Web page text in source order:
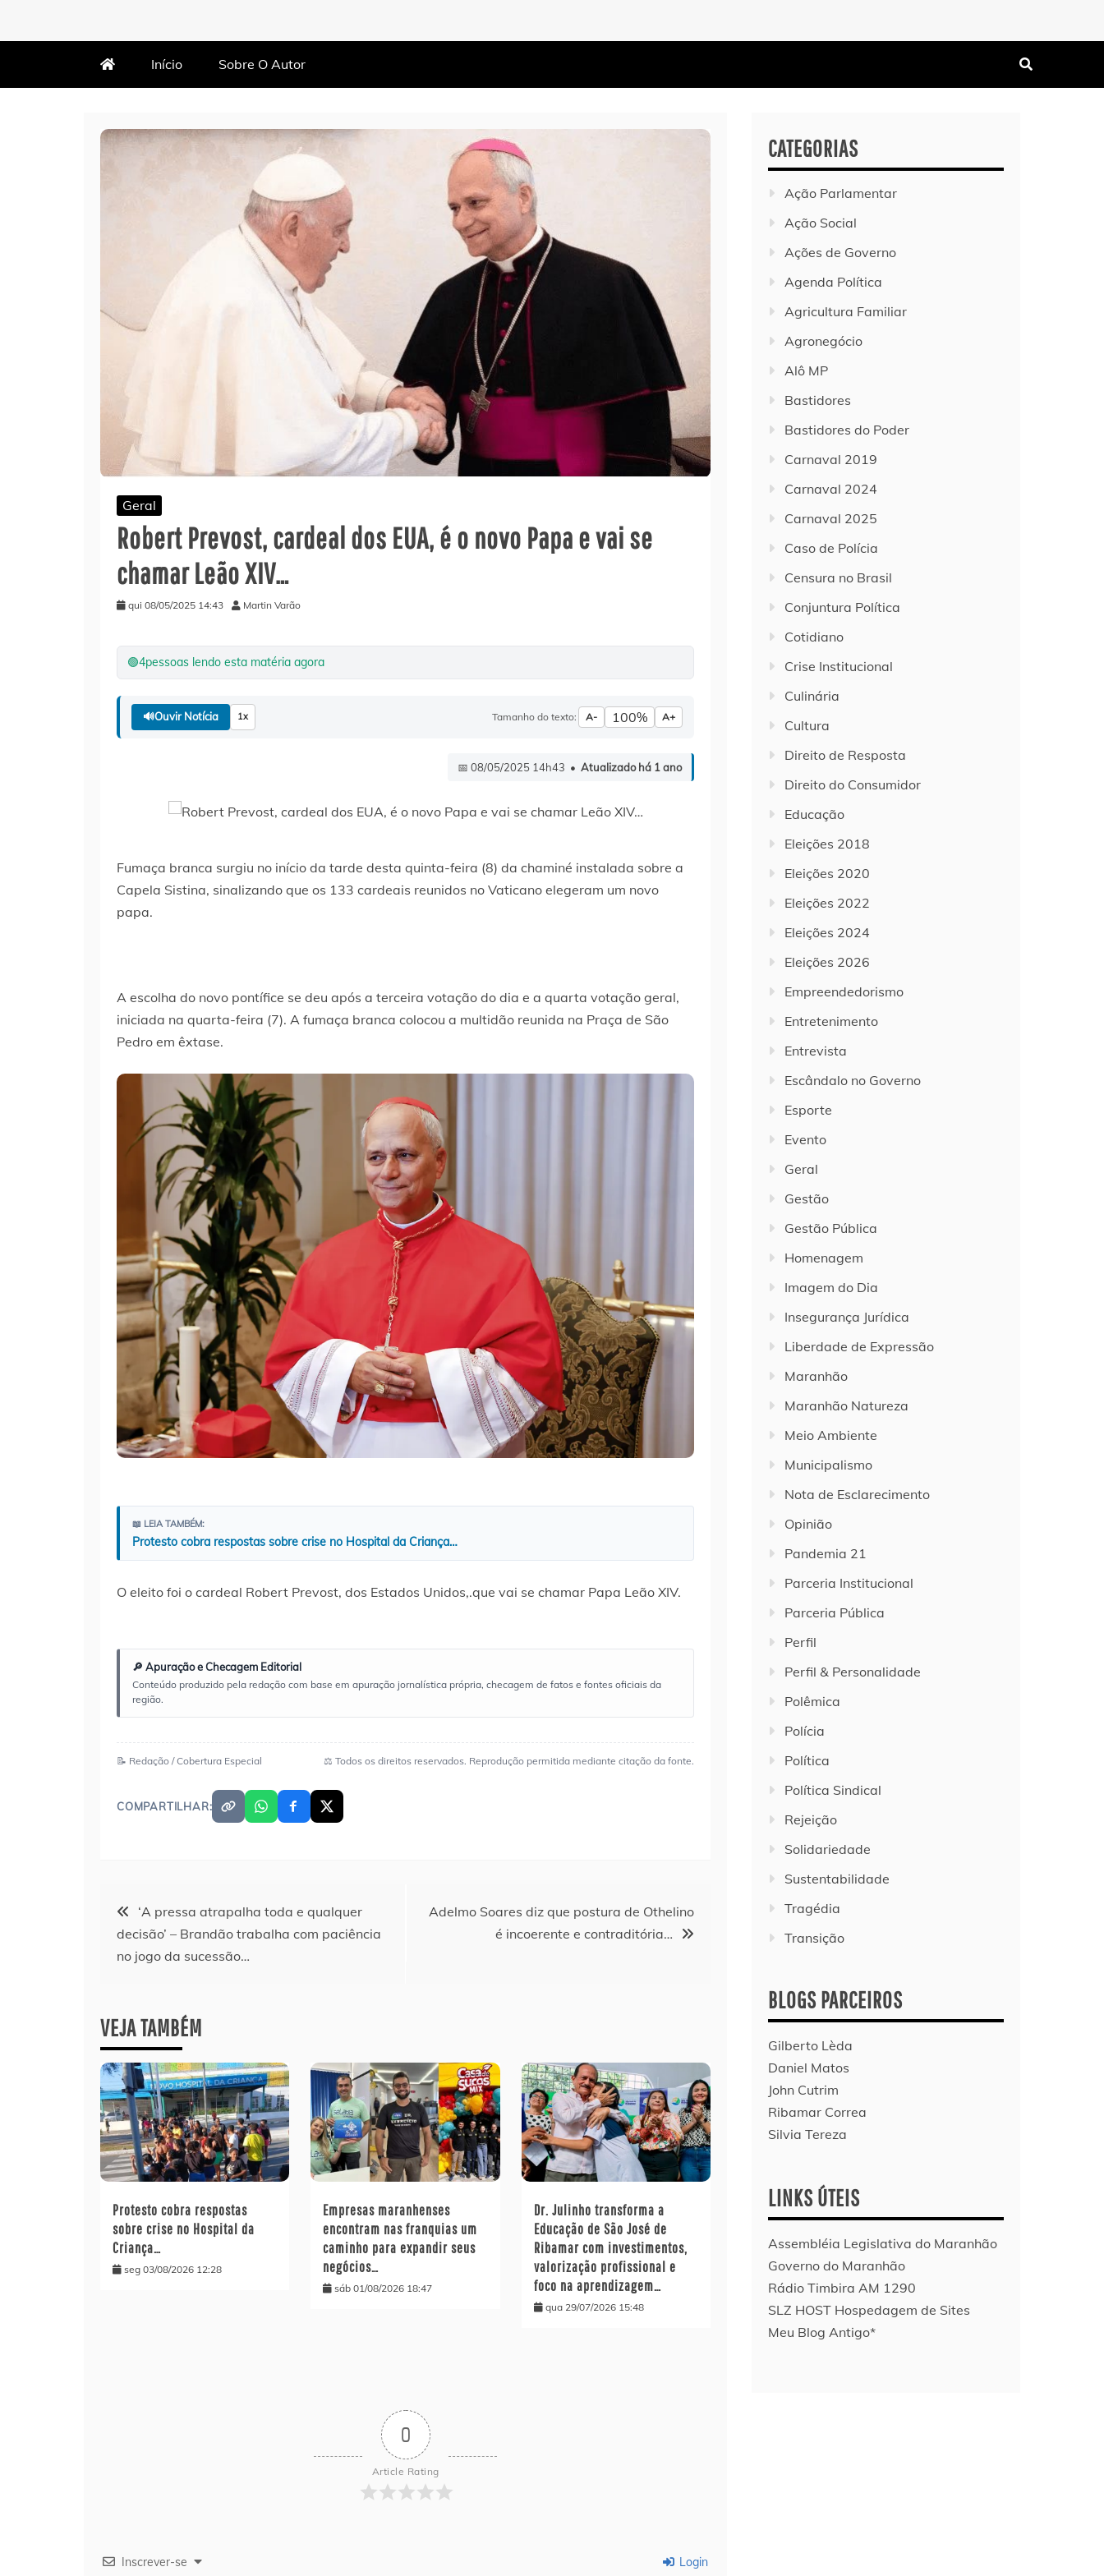
Início Sobre O Autor
Geral
Robert Prevost, cardeal dos EUA, é o novo Papa e vai se
chamar Leão XIV…
qui 08/05/2025 14:43 Martin Varão
🟢4pessoas lendo esta matéria agora
🔊Ouvir Notícia 1x Tamanho do texto: A- 100% A+
📅 08/05/2025 14h43 • Atualizado há 1 ano
Fumaça branca surgiu no início da tarde desta quinta-feira (8) da chaminé instalada sobre a
Capela Sistina, sinalizando que os 133 cardeais reunidos no Vaticano elegeram um novo
papa.
A escolha do novo pontífice se deu após a terceira votação do dia e a quarta votação geral,
iniciada na quarta-feira (7). A fumaça branca colocou a multidão reunida na Praça de São
Pedro em êxtase.
📖 LEIA TAMBÉM:
Protesto cobra respostas sobre crise no Hospital da Criança…
O eleito foi o cardeal Robert Prevost, dos Estados Unidos,.que vai se chamar Papa Leão XIV.
🔎 Apuração e Checagem Editorial
Conteúdo produzido pela redação com base em apuração jornalística própria, checagem de fatos e fontes oficiais da
região.
📝 Redação / Cobertura Especial ⚖️ Todos os direitos reservados. Reprodução permitida mediante citação da fonte.
COMPARTILHAR:
Navegação
de
‘A pressa atrapalha toda e qualquer
decisão’ – Brandão trabalha com paciência
no jogo da sucessão…
Adelmo Soares diz que postura de Othelino
é incoerente e contraditória…
VEJA TAMBÉM
Protesto cobra respostas
sobre crise no Hospital da
Criança…
seg 03/08/2026 12:28
Empresas maranhenses
encontram nas franquias um
caminho para expandir seus
negócios…
sáb 01/08/2026 18:47
Dr. Julinho transforma a
Educação de São José de
Ribamar com investimentos,
valorização profissional e
foco na aprendizagem…
qua 29/07/2026 15:48
0
Article Rating
Inscrever-se Login
CATEGORIAS
Ação Parlamentar
Ação Social
Ações de Governo
Agenda Política
Agricultura Familiar
Agronegócio
Alô MP
Bastidores
Bastidores do Poder
Carnaval 2019
Carnaval 2024
Carnaval 2025
Caso de Polícia
Censura no Brasil
Conjuntura Política
Cotidiano
Crise Institucional
Culinária
Cultura
Direito de Resposta
Direito do Consumidor
Educação
Eleições 2018
Eleições 2020
Eleições 2022
Eleições 2024
Eleições 2026
Empreendedorismo
Entretenimento
Entrevista
Escândalo no Governo
Esporte
Evento
Geral
Gestão
Gestão Pública
Homenagem
Imagem do Dia
Insegurança Jurídica
Liberdade de Expressão
Maranhão
Maranhão Natureza
Meio Ambiente
Municipalismo
Nota de Esclarecimento
Opinião
Pandemia 21
Parceria Institucional
Parceria Pública
Perfil
Perfil & Personalidade
Polêmica
Polícia
Política
Política Sindical
Rejeição
Solidariedade
Sustentabilidade
Tragédia
Transição
BLOGS PARCEIROS
Gilberto Lèda
Daniel Matos
John Cutrim
Ribamar Correa
Silvia Tereza
LINKS ÚTEIS
Assembléia Legislativa do Maranhão
Governo do Maranhão
Rádio Timbira AM 1290
SLZ HOST Hospedagem de Sites
Meu Blog Antigo*